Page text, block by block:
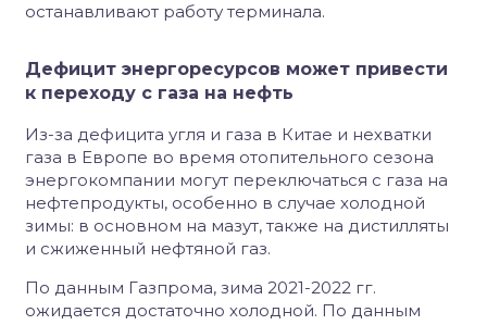
останавливают работу терминала.
Дефицит энергоресурсов может привести
к переходу с газа на нефть
Из-за дефицита угля и газа в Китае и нехватки
газа в Европе во время отопительного сезона
энергокомпании могут переключаться с газа на
нефтепродукты, особенно в случае холодной
зимы: в основном на мазут, также на дистилляты
и сжиженный нефтяной газ.
По данным Газпрома, зима 2021-2022 гг.
ожидается достаточно холодной. По данным